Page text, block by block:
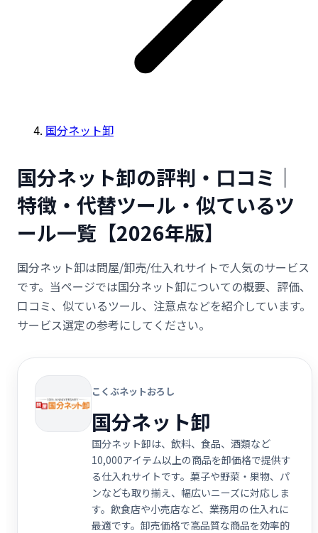
国分ネット卸
国分ネット卸の評判・口コミ｜
特徴・代替ツール・似ているツ
ール一覧【2026年版】
国分ネット卸は問屋/卸売/仕入れサイトで人気のサービス
です。当ページでは国分ネット卸についての概要、評価、
口コミ、似ているツール、注意点などを紹介しています。
サービス選定の参考にしてください。
こくぶネットおろし
国分ネット卸
国分ネット卸は、飲料、食品、酒類など
10,000アイテム以上の商品を卸価格で提供す
る仕入れサイトです。菓子や野菜・果物、パ
ンなども取り揃え、幅広いニーズに対応しま
す。飲食店や小売店など、業務用の仕入れに
最適です。卸売価格で高品質な商品を効率的